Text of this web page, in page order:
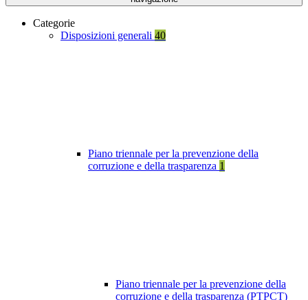
Categorie
Disposizioni generali 40
Piano triennale per la prevenzione della
corruzione e della trasparenza 1
Piano triennale per la prevenzione della
corruzione e della trasparenza (PTPCT)